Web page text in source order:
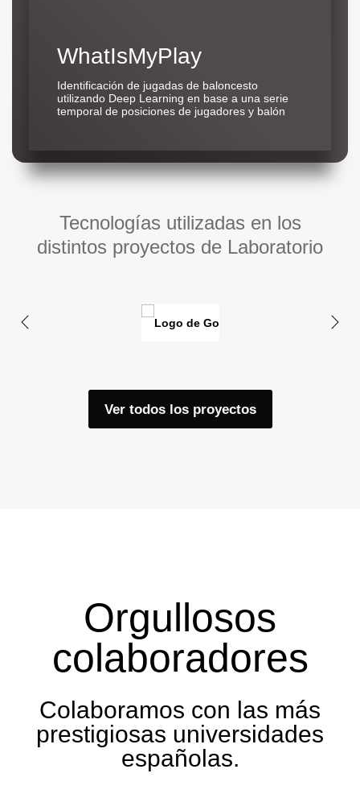
WhatIsMyPlay
Identificación de jugadas de baloncesto
utilizando Deep Learning en base a una serie
temporal de posiciones de jugadores y balón
Tecnologías utilizadas en los
distintos proyectos de Laboratorio
Ver todos los proyectos
Orgullosos
colaboradores
Colaboramos con las más
prestigiosas universidades
españolas.